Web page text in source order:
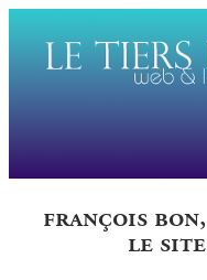
françois bon,
le site